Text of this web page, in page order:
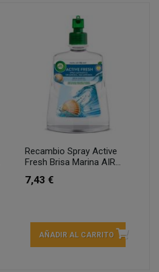
Recambio Spray Active
Fresh Brisa Marina AIR...
7,43 €
AÑADIR AL CARRITO